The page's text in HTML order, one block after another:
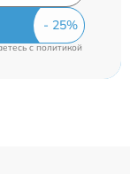
cполитикой